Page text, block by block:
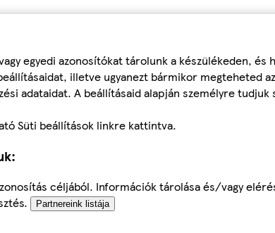
egyedi azonosítókat tárolunk a készülékeden, és
illetve ugyanezt bármikor megteheted az
adataidat. A beállításaid alapján személyre tudjuk
Süti beállítások linkre kattintva.
céljából. Információk tárolása és/vagy
Partnereink listája